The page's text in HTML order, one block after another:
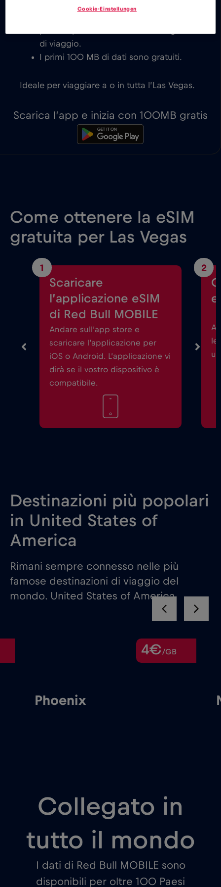
di viaggio.
I primi 100 MB di dati sono gratuiti.
Ideale per viaggiare a o in tutta l’Las Vegas.
Scarica l’app e inizia con 100MB gratis
Come ottenere la eSIM
gratuita per Las Vegas
1
Scaricare
l’applicazione eSIM
di Red Bull MOBILE
Andare sull’app store e
scaricare l’applicazione per
iOS o Android. L’applicazione vi
dirà se il vostro dispositivo è
compatibile.
2
le
Destinazioni più popolari
in United States of
America
Rimani sempre connesso nelle più
famose destinazioni di viaggio del
mondo. United States of America
4€/GB
Phoenix
Collegato in
tutto il mondo
I dati di Red Bull MOBILE sono
disponibili per oltre 100 Paesi
Cookie-Einstellungen